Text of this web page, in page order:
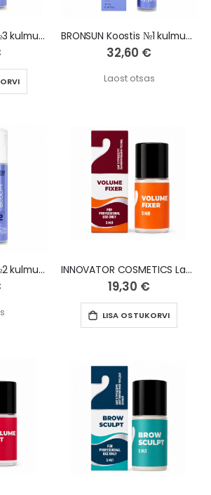
BRONSUN Koostis №3 kulmude lamineerimiseks BROW ESSENCE, 10 ml BRONSUN Koostis №1 kulmude lamineerimiseks BROW LIFT, 10 ml
32,60 €
Laost otsas
BRONSUN Koostis №2 kulmude lamineerimiseks BROW SCULPT, 10 ml INNOVATOR COSMETICS Lamination composition №2 Volume Fixer ripsmetele ja kulmudele, 5 ml
19,30 €
LISA OSTUKORVI